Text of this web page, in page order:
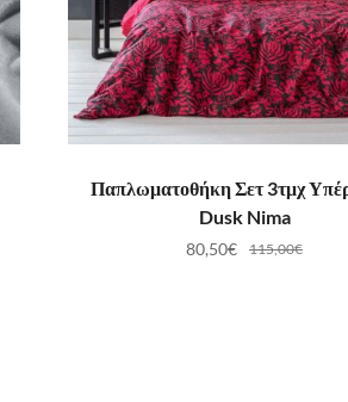
ΠΡΟΣΘΉΚΗ ΣΤΟ ΚΑΛΆΘΙ
Παπλωματοθήκη Σετ 3τμχ
Dusk Nima
115,00€
80,50€